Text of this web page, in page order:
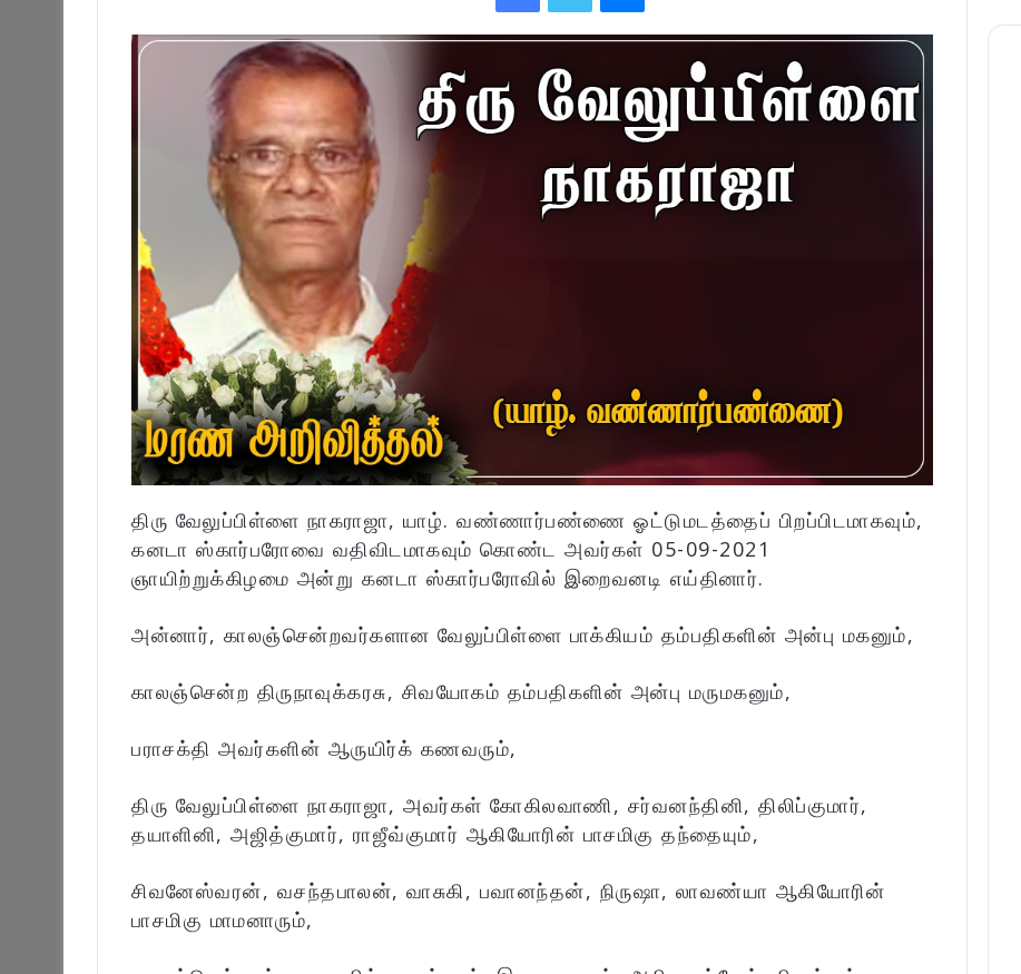
திரு வேலுப்பிள்ளை நாகராஜா, யாழ். வண்ணார்பண்ணை ஓட்டுமடத்தைப் பிறப்பிடமாகவும்,
கனடா ஸ்கார்பரோவை வதிவிடமாகவும் கொண்ட அவர்கள் 05-09-2021
ஞாயிற்றுக்கிழமை அன்று கனடா ஸ்கார்பரோவில் இறைவனடி எய்தினார்.
அன்னார், காலஞ்சென்றவர்களான வேலுப்பிள்ளை பாக்கியம் தம்பதிகளின் அன்பு மகனும்,
காலஞ்சென்ற திருநாவுக்கரசு, சிவயோகம் தம்பதிகளின் அன்பு மருமகனும்,
பராசக்தி அவர்களின் ஆருயிர்க் கணவரும்,
திரு வேலுப்பிள்ளை நாகராஜா, அவர்கள் கோகிலவாணி, சர்வனந்தினி, திலிப்குமார்,
தயாளினி, அஜித்குமார், ராஜீவ்குமார் ஆகியோரின் பாசமிகு தந்தையும்,
சிவனேஸ்வரன், வசந்தபாலன், வாசுகி, பவானந்தன், நிருஷா, லாவண்யா ஆகியோரின்
பாசமிகு மாமனாரும்,